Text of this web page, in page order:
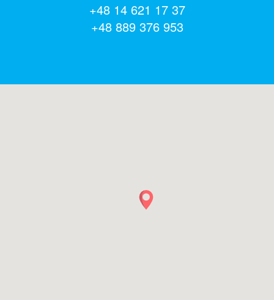
+48 14 621 17 37
+48 889 376 953